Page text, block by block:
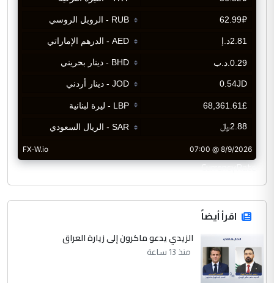
CurrencyRate
اقرأ أيضاً
الزيدي يدعو ماكرون إلى زيارة العراق
منذ 13 ساعة